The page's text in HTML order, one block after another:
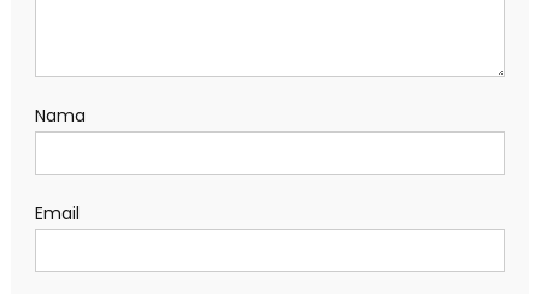
Nama
Email